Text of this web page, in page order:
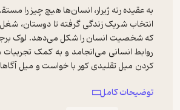
به عقیده رنه ژیرار، انسان‌ها هیچ چیز را
انتخاب شریک زندگی گرفته تا دوستان،
که شخصیت انسان را شکل می‌دهد. لوک
روابط انسانی می‌انجامد و به کمک
کردن میل تقلیدی کور با خواست و میل
توضیحات کامل